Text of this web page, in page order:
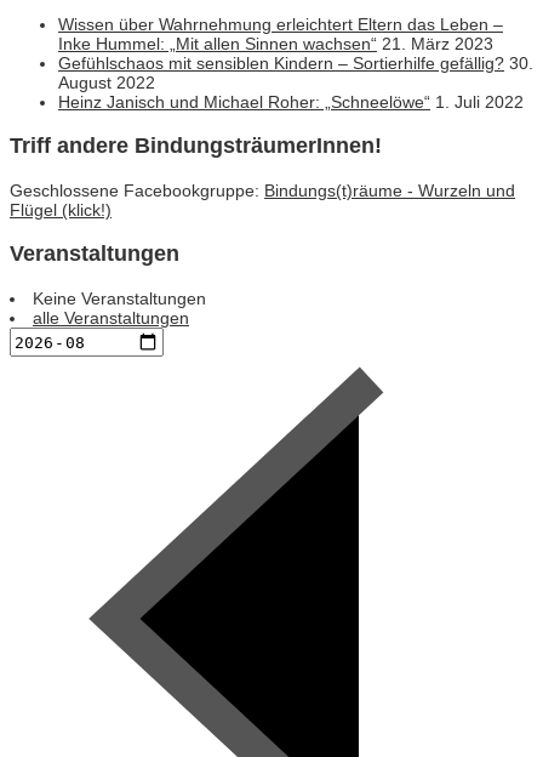
Wissen über Wahrnehmung erleichtert Eltern das Leben –
Inke Hummel: „Mit allen Sinnen wachsen“ 21. März 2023
Gefühlschaos mit sensiblen Kindern – Sortierhilfe gefällig? 30.
August 2022
Heinz Janisch und Michael Roher: „Schneelöwe“ 1. Juli 2022
Triff andere BindungsträumerInnen!
Geschlossene Facebookgruppe: Bindungs(t)räume - Wurzeln und
Flügel (klick!)
Veranstaltungen
Keine Veranstaltungen
alle Veranstaltungen